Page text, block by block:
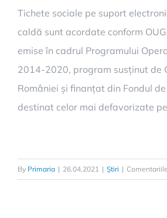
Tichete sociale pe suport
caldă sunt acordate conform
emise în cadrul Programului
2014-2020, program susținut de
României și finanțat din Fondul
destinat celor mai defavorizate
By Primaria | 26.04.2021 | Știri |